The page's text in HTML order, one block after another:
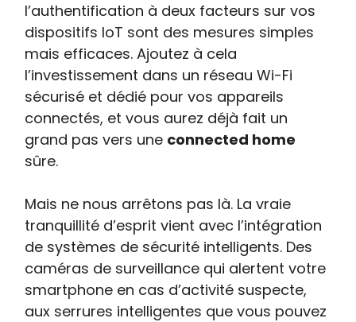
l’authentification à deux facteurs sur vos
dispositifs IoT sont des mesures simples
mais efficaces. Ajoutez à cela
l’investissement dans un réseau Wi-Fi
sécurisé et dédié pour vos appareils
connectés, et vous aurez déjà fait un
grand pas vers une connected home
sûre.
Mais ne nous arrêtons pas là. La vraie
tranquillité d’esprit vient avec l’intégration
de systèmes de sécurité intelligents. Des
caméras de surveillance qui alertent votre
smartphone en cas d’activité suspecte,
aux serrures intelligentes que vous pouvez